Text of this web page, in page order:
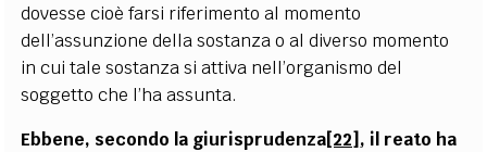
dovesse cioè farsi riferimento al momento
dell’assunzione della sostanza o al diverso momento
in cui tale sostanza si attiva nell’organismo del
soggetto che l’ha assunta.
Ebbene, secondo la giurisprudenza[22], il reato ha